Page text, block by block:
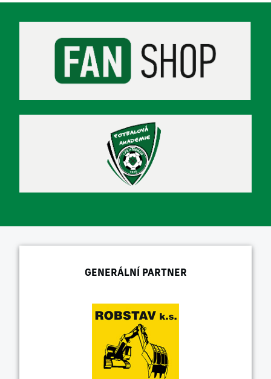
GENERÁLNÍ PARTNER